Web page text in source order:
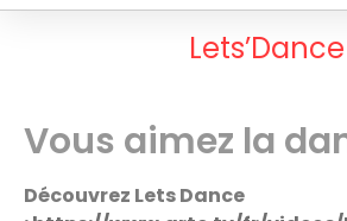
Lets’Dance
Vous aimez la
Découvrez Lets Dance